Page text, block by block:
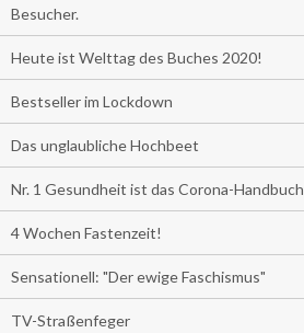
Besucher.
Heute ist Welttag des Buches 2020!
Bestseller im Lockdown
Das unglaubliche Hochbeet
Nr. 1 Gesundheit ist das Corona-Handbuch
4 Wochen Fastenzeit!
Sensationell: "Der ewige Faschismus"
TV-Straßenfeger